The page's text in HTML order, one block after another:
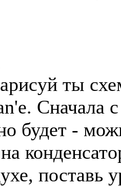
ты
Сначала
будет -